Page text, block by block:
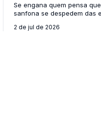
Se engana quem pensa
sanfona se despedem das
Festa Julina chega como o
2 de jul de 2026